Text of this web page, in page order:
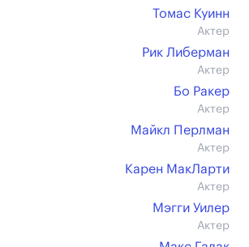
Томас Куинн
Актер
Рик Либерман
Актер
Бо Ракер
Актер
Майкл Перлман
Актер
Карен МакЛарти
Актер
Мэгги Уилер
Актер